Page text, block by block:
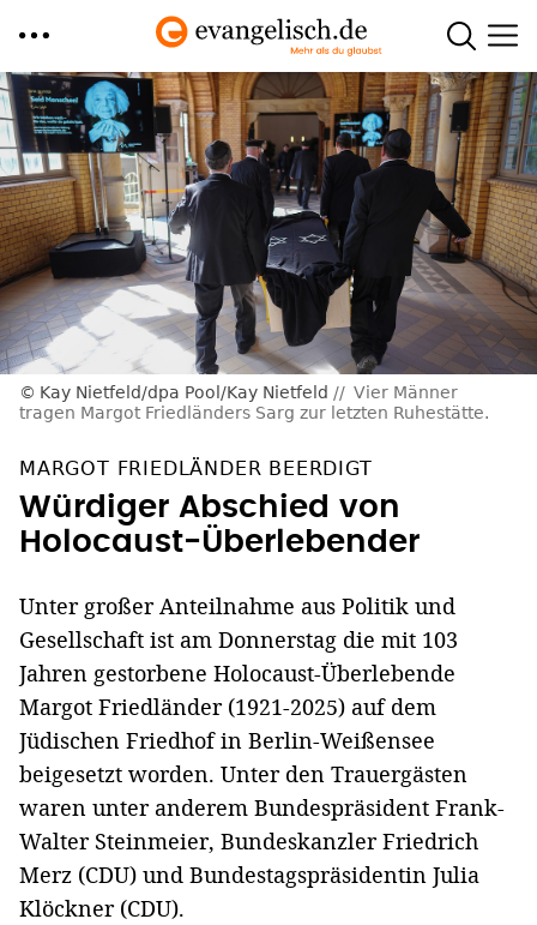
Direkt
zum
Inhalt
Kay Nietfeld/dpa Pool/Kay Nietfeld
Vier Männer
tragen Margot Friedländers Sarg zur letzten Ruhestätte.
MARGOT FRIEDLÄNDER BEERDIGT
Würdiger Abschied von
Holocaust-Überlebender
Unter großer Anteilnahme aus Politik und
Gesellschaft ist am Donnerstag die mit 103
Jahren gestorbene Holocaust-Überlebende
Margot Friedländer (1921-2025) auf dem
Jüdischen Friedhof in Berlin-Weißensee
beigesetzt worden. Unter den Trauergästen
waren unter anderem Bundespräsident Frank-
Walter Steinmeier, Bundeskanzler Friedrich
Merz (CDU) und Bundestagspräsidentin Julia
Klöckner (CDU).